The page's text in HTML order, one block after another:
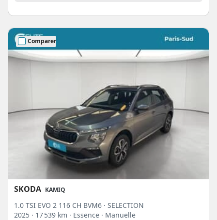
Comparer
SKODA KAMIQ
1.0 TSI EVO 2 116 CH BVM6 · SELECTION
2025 · 17 539 km · Essence · Manuelle